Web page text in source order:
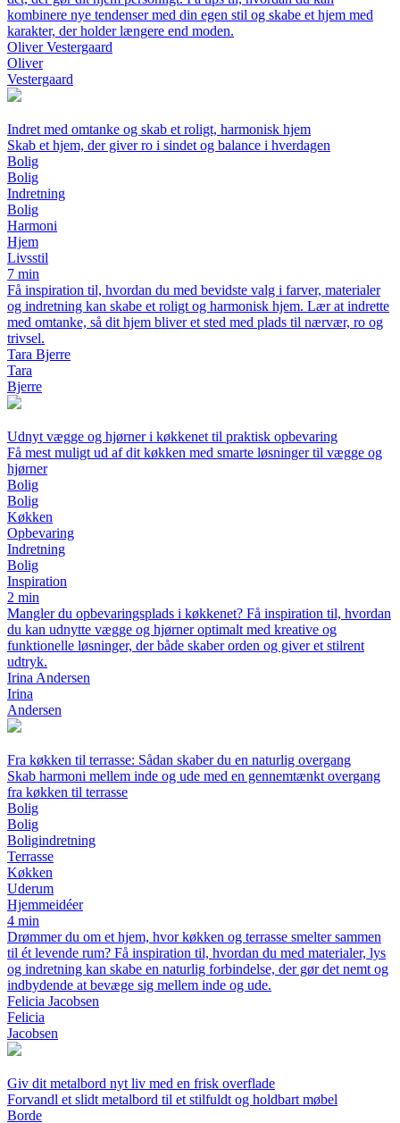
kombinere nye tendenser med din egen stil og skabe et hjem med
karakter, der holder længere end moden.
Oliver Vestergaard
Oliver
Vestergaard
Indret med omtanke og skab et roligt, harmonisk hjem
Skab et hjem, der giver ro i sindet og balance i hverdagen
Bolig
Bolig
Indretning
Bolig
Harmoni
Hjem
Livsstil
7 min
Få inspiration til, hvordan du med bevidste valg i farver, materialer
og indretning kan skabe et roligt og harmonisk hjem. Lær at indrette
med omtanke, så dit hjem bliver et sted med plads til nærvær, ro og
trivsel.
Tara Bjerre
Tara
Bjerre
Udnyt vægge og hjørner i køkkenet til praktisk opbevaring
Få mest muligt ud af dit køkken med smarte løsninger til vægge og
hjørner
Bolig
Bolig
Køkken
Opbevaring
Indretning
Bolig
Inspiration
2 min
Mangler du opbevaringsplads i køkkenet? Få inspiration til, hvordan
du kan udnytte vægge og hjørner optimalt med kreative og
funktionelle løsninger, der både skaber orden og giver et stilrent
udtryk.
Irina Andersen
Irina
Andersen
Fra køkken til terrasse: Sådan skaber du en naturlig overgang
Skab harmoni mellem inde og ude med en gennemtænkt overgang
fra køkken til terrasse
Bolig
Bolig
Boligindretning
Terrasse
Køkken
Uderum
Hjemmeidéer
4 min
Drømmer du om et hjem, hvor køkken og terrasse smelter sammen
til ét levende rum? Få inspiration til, hvordan du med materialer, lys
og indretning kan skabe en naturlig forbindelse, der gør det nemt og
indbydende at bevæge sig mellem inde og ude.
Felicia Jacobsen
Felicia
Jacobsen
Giv dit metalbord nyt liv med en frisk overflade
Forvandl et slidt metalbord til et stilfuldt og holdbart møbel
Borde